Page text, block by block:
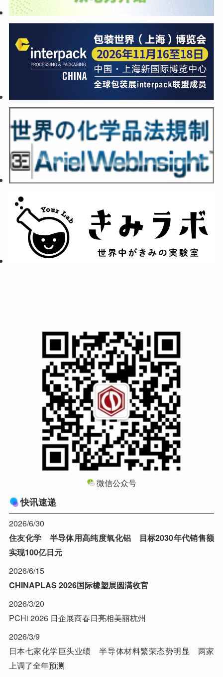
微信公众号
快讯速递
2026/6/30
住友化学 半导体用高纯度氧化铝 目标2030年代销售额
实现100亿日元
2026/6/15
CHINAPLAS 2026国际橡塑展圆满收官
2026/3/20
PCHi 2026 日企展商春日亮相美丽杭州
2026/3/9
日本七家化学巨头业绩 半导体材料繁荣态势明显 两家
上调了全年预测